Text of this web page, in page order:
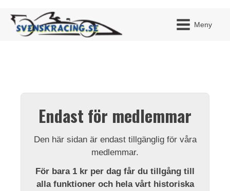
Meny
Endast för medlemmar
Den här sidan är endast tillgänglig för våra
medlemmar.
För bara 1 kr per dag får du tillgång till
alla funktioner och hela vårt historiska